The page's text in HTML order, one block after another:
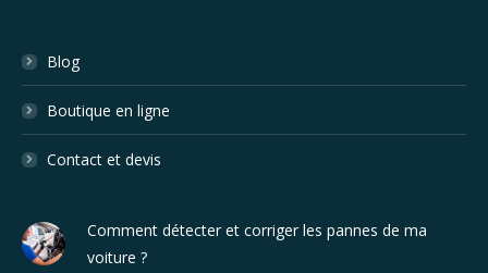
Blog
Boutique en ligne
Contact et devis
Comment détecter et corriger les pannes de ma
voiture ?